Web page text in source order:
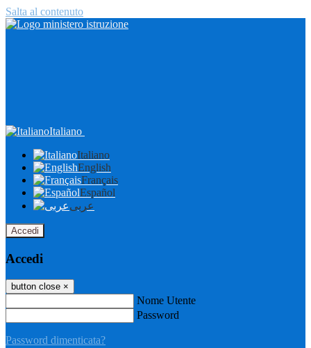
Salta al contenuto
Italiano
Italiano
English
Français
Español
عربى
Accedi
Accedi
button close ×
Nome Utente
Password
Password dimenticata?